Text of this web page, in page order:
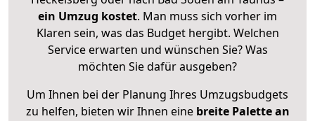
ein Umzug kostet. Man muss sich vorher im
Klaren sein, was das Budget hergibt. Welchen
Service erwarten und wünschen Sie? Was
möchten Sie dafür ausgeben?
Um Ihnen bei der Planung Ihres Umzugsbudgets
zu helfen, bieten wir Ihnen eine breite Palette an